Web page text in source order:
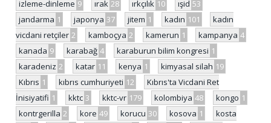
izleme-dinleme 9 ırak 28 ırkçılık 10 ışid 53
jandarma 1 japonya 37 jitem 1 kadın 101
kadın
vicdani retçiler 2 kamboçya 2 kamerun 1 kampanya 4
kanada 9 karabağ 4 karaburun bilim kongresi 1
karadeniz 2 katar 11 kenya 1 kimyasal silah 19
Kıbrıs 1 kıbrıs cumhuriyeti 12
Kıbrıs'ta Vicdani Ret
İnisiyatifi 1 kktc 3 kktc-vr 179 kolombiya 48 kongo 1
kontrgerilla 2 kore 49 korucu 30 kosova 1
kosta